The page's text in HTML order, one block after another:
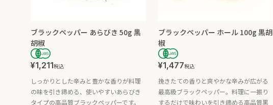
ブラックペッパー あらびき 50g 黒
胡椒
¥1,211税込
しっかりとした辛みと豊かな香りが料理
の味を引き締める、使いやすいあらびき
タイプの高品質ブラックペッパーです。
ブラックペッパー ホール 100g 黒胡
椒
¥1,477税込
挽きたての香りと爽やかな辛みが広がる
最高級ブラックペッパー。料理に一振り
するだけで味わいを引き締める高品質黒